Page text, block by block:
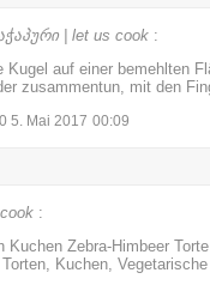
| let us cook :
auf einer bemehlten
zusammentun, mit den
5. Mai 2017 00:09
:
Zebra-Himbeer
Kuchen,